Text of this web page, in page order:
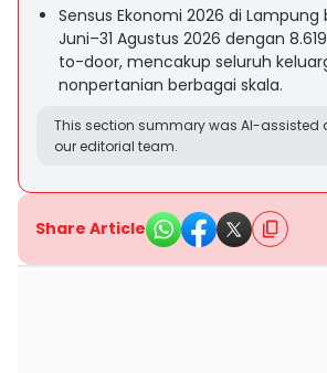
Sensus Ekonomi 2026 di Lampung
Juni–31 Agustus 2026 dengan
to-door, mencakup seluruh
nonpertanian berbagai skala.
This section summary was AI-assisted
our editorial team.
Share Article